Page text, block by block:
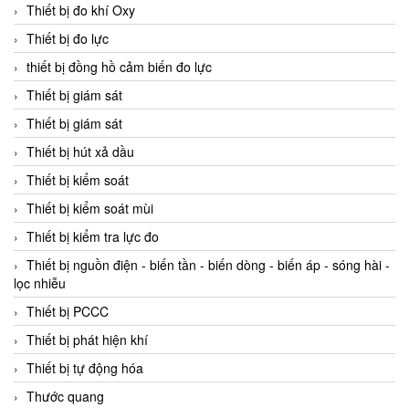
Thiết bị đo khí Oxy
Thiết bị đo lực
thiết bị đồng hồ cảm biến đo lực
Thiết bị giám sát
Thiết bị giám sát
Thiết bị hút xả dầu
Thiết bị kiểm soát
Thiết bị kiểm soát mùi
Thiết bị kiểm tra lực đo
Thiết bị nguồn điện - biến tần - biến dòng - biến áp - sóng hài -
lọc nhiễu
Thiết bị PCCC
Thiết bị phát hiện khí
Thiết bị tự động hóa
Thước quang